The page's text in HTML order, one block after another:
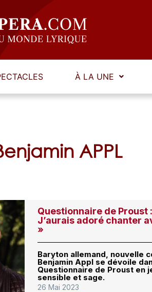
À LA UNE
APPL
Questionnaire de Proust
J’aurais adoré chanter
»
Baryton allemand, nouvelle
Benjamin Appl se dévoile
Questionnaire de Proust en
sensible et sage.
26 Mai 2023